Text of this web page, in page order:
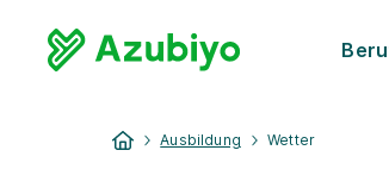
Ausbildung Wetter